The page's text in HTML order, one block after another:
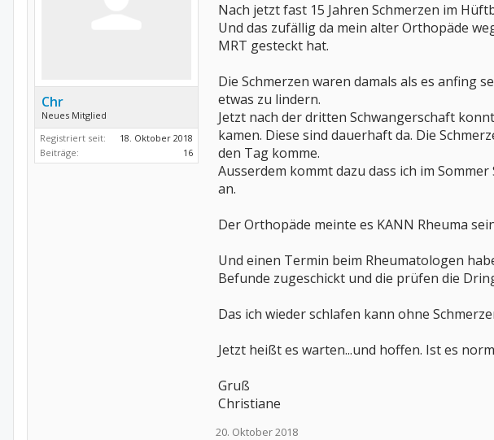
Chr
Neues Mitglied
Registriert seit:
18. Oktober 2018
Beiträge:
16
Nach jetzt fast 15 Jahren Schmerzen im
Und das zufällig da mein alter Orthopäde
MRT gesteckt hat.
Die Schmerzen waren damals als es anfing
etwas zu lindern.
Jetzt nach der dritten Schwangerschaft
kamen. Diese sind dauerhaft da. Die
den Tag komme.
Ausserdem kommt dazu dass ich im
an.
Der Orthopäde meinte es KANN Rheuma
Und einen Termin beim Rheumatologen
Befunde zugeschickt und die prüfen die
Das ich wieder schlafen kann ohne
Jetzt heißt es warten...und hoffen. Ist es
Gruß
Christiane
20. Oktober 2018